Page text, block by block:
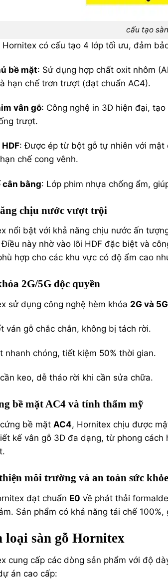
cấu tạo
Hornitex có cấu tạo 4 lớp tối ưu, đảm
bề mặt: Sử dụng hợp chất oxit nhôm
hạn chế trơn trượt (đạt chuẩn AC4).
vân gỗ: Công nghệ in 3D hiện đại,
trượt.
: Được ép từ bột gỗ tự nhiên với mật
chế cong vênh.
cân bằng: Lớp phim nhựa chống ẩm,
chịu nước vượt trội
nổi bật với khả năng chịu nước ấn
này nhờ vào lõi HDF đặc biệt và
hợp cho các khu vực có độ ẩm cao
2G/5G độc quyền
sử dụng công nghệ hèm khóa 2G và 5G
ván gỗ chắc chắn, không bị tách rời.
nhanh chóng, tiết kiệm 50% thời gian.
keo, dễ tháo rời khi cần sửa chữa.
bề mặt AC4 và tính thẩm mỹ
bề mặt AC4, Hornitex chịu được
kế vân gỗ 3D đa dạng, từ phong
môi trường và an toàn sức khỏe
đạt chuẩn E0 về phát thải
Sản phẩm có khả năng tái chế
loại sàn gỗ Hornitex
cung cấp các dòng sản phẩm với độ
án cao cấp: